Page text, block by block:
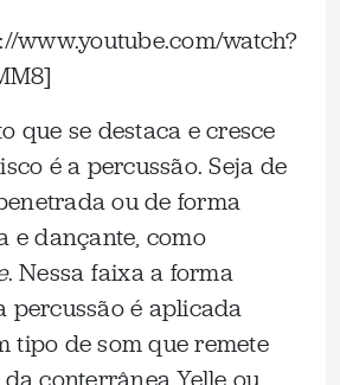
www.youtube.com/watch?
que se destaca e cresce
é a percussão. Seja de
ou de forma
e dançante, como
. Nessa faixa a forma
percussão é aplicada
tipo de som que remete